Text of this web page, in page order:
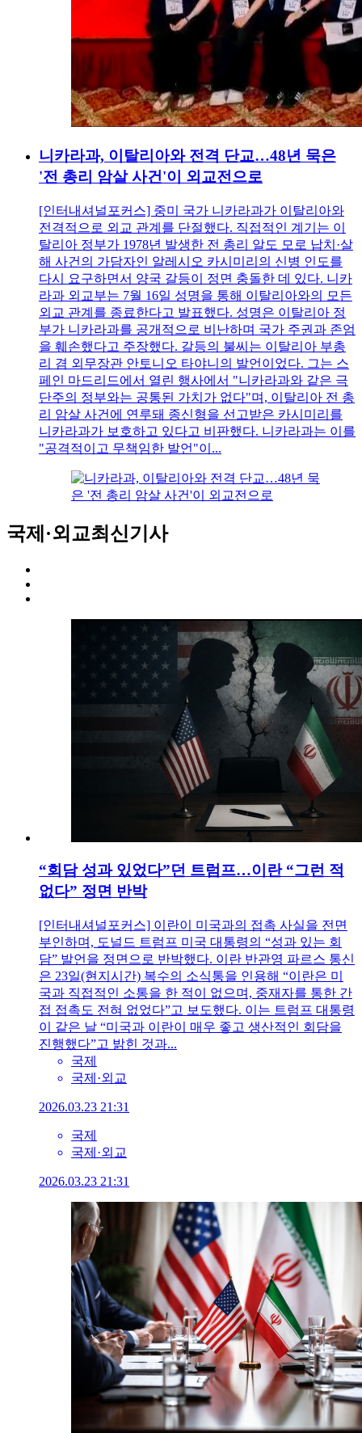
니카라과, 이탈리아와 전격 단교…48년 묵은
'전 총리 암살 사건'이 외교전으로
[인터내셔널포커스] 중미 국가 니카라과가 이탈리아와
전격적으로 외교 관계를 단절했다. 직접적인 계기는 이
탈리아 정부가 1978년 발생한 전 총리 알도 모로 납치·살
해 사건의 가담자인 알레시오 카시미리의 신병 인도를
다시 요구하면서 양국 갈등이 정면 충돌한 데 있다. 니카
라과 외교부는 7월 16일 성명을 통해 이탈리아와의 모든
외교 관계를 종료한다고 발표했다. 성명은 이탈리아 정
부가 니카라과를 공개적으로 비난하며 국가 주권과 존엄
을 훼손했다고 주장했다. 갈등의 불씨는 이탈리아 부총
리 겸 외무장관 안토니오 타야니의 발언이었다. 그는 스
페인 마드리드에서 열린 행사에서 "니카라과와 같은 극
단주의 정부와는 공통된 가치가 없다"며, 이탈리아 전 총
리 암살 사건에 연루돼 종신형을 선고받은 카시미리를
니카라과가 보호하고 있다고 비판했다. 니카라과는 이를
"공격적이고 무책임한 발언"이...
국제·외교최신기사
“회담 성과 있었다”던 트럼프…이란 “그런 적
없다” 정면 반박
[인터내셔널포커스] 이란이 미국과의 접촉 사실을 전면
부인하며, 도널드 트럼프 미국 대통령의 “성과 있는 회
담” 발언을 정면으로 반박했다. 이란 반관영 파르스 통신
은 23일(현지시간) 복수의 소식통을 인용해 “이란은 미
국과 직접적인 소통을 한 적이 없으며, 중재자를 통한 간
접 접촉도 전혀 없었다”고 보도했다. 이는 트럼프 대통령
이 같은 날 “미국과 이란이 매우 좋고 생산적인 회담을
진행했다”고 밝힌 것과...
국제
국제·외교
2026.03.23 21:31
국제
국제·외교
2026.03.23 21:31